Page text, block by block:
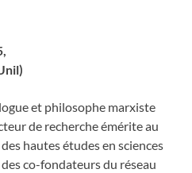
et philosophe marxiste
de recherche émérite au
hautes études en sciences
des co-fondateurs du réseau